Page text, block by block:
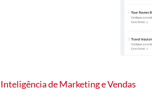
Inteligência de Marketing e Vendas